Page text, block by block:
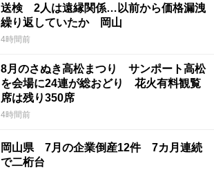
送検 2人は遠縁関係…以前から価格漏洩
繰り返していたか 岡山
4時間前
8月のさぬき高松まつり サンポート高松
を会場に24連が総おどり 花火有料観覧
席は残り350席
4時間前
岡山県 7月の企業倒産12件 7カ月連続
で二桁台